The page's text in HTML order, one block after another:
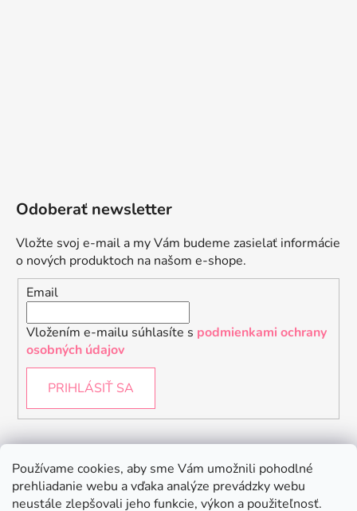
Používame cookies, aby sme Vám umožnili pohodlné
prehliadanie webu a vďaka analýze prevádzky webu
neustále zlepšovali jeho funkcie, výkon a použiteľnosť.
Odoberať newsletter
Vložte svoj e-mail a my Vám budeme zasielať informácie
o nových produktoch na našom e-shope.
Email
Vložením e-mailu súhlasíte s podmienkami ochrany
osobných údajov
PRIHLÁSIŤ SA
Instagram